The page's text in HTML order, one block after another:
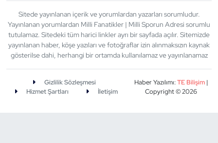
Sitede yayınlanan içerik ve yorumlardan yazarları sorumludur.
Yayınlanan yorumlardan Milli Fanatikler | Milli Sporun Adresi sorumlu
tutulamaz. Sitedeki tüm harici linkler ayrı bir sayfada açılır. Sitemizde
yayınlanan haber, köşe yazıları ve fotoğraflar izin alınmaksızın kaynak
gösterilse dahi, herhangi bir ortamda kullanılamaz ve yayınlanamaz
Gizlilik Sözleşmesi
Hizmet Şartları
İletişim
Haber Yazılımı:TE Bilişim|
Copyright © 2026